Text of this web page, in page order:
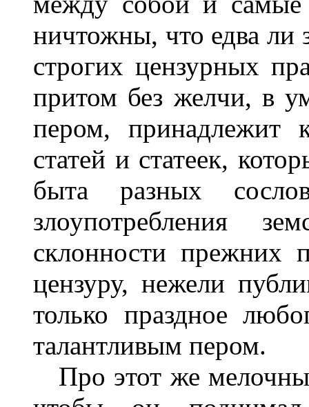
ничтожны, что едва ли
строгих цензурных
притом без желчи, в
пером, принадлежит
статей и статеек,
быта разных
злоупотребления
склонности прежних
цензуру, нежели
только праздное
талантливым пером.
Про этот же